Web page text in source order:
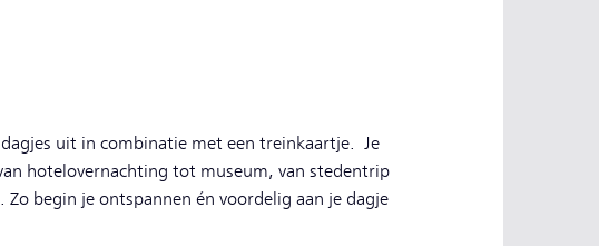
uit in combinatie met een treinkaartje. Je
hotelovernachting tot museum, van stedentrip
begin je ontspannen én voordelig aan je dagje